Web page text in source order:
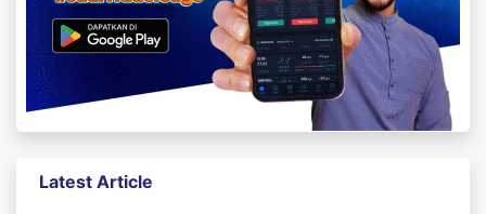
Latest Article